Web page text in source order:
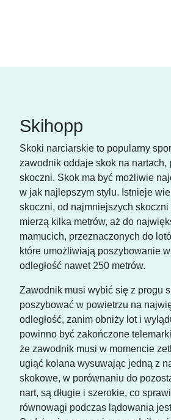
Skihopp
Skoki narciarskie to popularny
zawodnik oddaje skok na nartach,
skoczni. Skok ma być możliwie
w jak najlepszym stylu. Istnieje
skoczni, od najmniejszych
mierzą kilka metrów, aż do
mamucich, przeznaczonych do
które umożliwiają poszybowanie
odległość nawet 250 metrów.
Zawodnik musi wybić się z progu
poszybować w powietrzu na
odległość, zanim obniży lot i
powinno być zakończone
że zawodnik musi w momencie
ugiąć kolana wysuwając jedną z
skokowe, w porównaniu do
nart, są długie i szerokie, co
równowagi podczas lądowania